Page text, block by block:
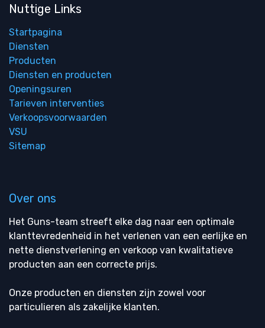
Nuttige Links
Startpagina
Diensten
Producten
Diensten en producten
Openingsuren
Tarieven interventies
Verkoopsvoorwaarden
VSU
Sitemap
Over ons
Het Guns-team streeft elke dag naar een optimale
klanttevredenheid in het verlenen van een eerlijke en
nette dienstverlening en verkoop van kwalitatieve
producten aan een correcte prijs.
Onze producten en diensten zijn zowel voor
particulieren als zakelijke klanten.